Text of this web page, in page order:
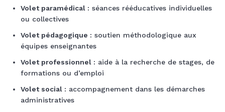
Volet paramédical : séances rééducatives individuelles
ou collectives
Volet pédagogique : soutien méthodologique aux
équipes enseignantes
Volet professionnel : aide à la recherche de stages, de
formations ou d’emploi
Volet social : accompagnement dans les démarches
administratives